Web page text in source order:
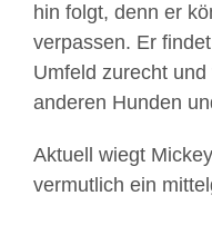
hin folgt, denn er
verpassen. Er
Umfeld zurecht
anderen Hunden
Aktuell wiegt
vermutlich ein